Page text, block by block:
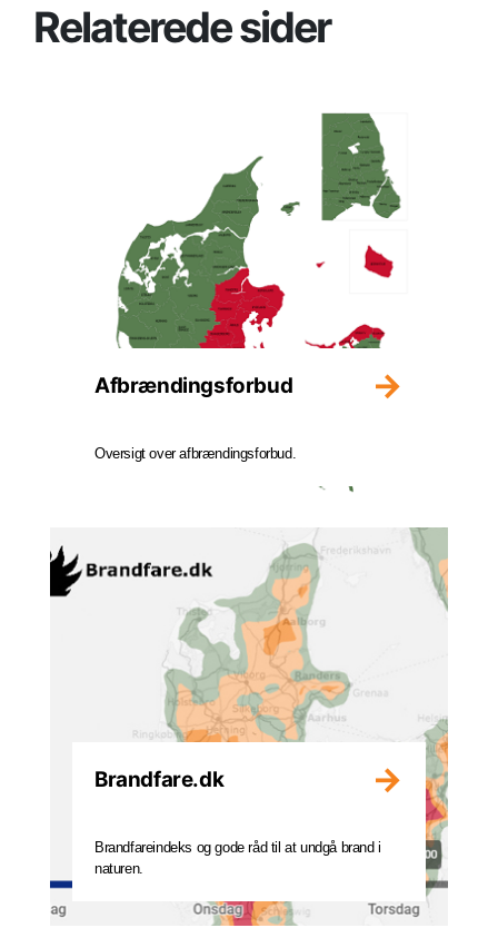
Relaterede sider
Afbrændingsforbud
Oversigt over afbrændingsforbud.
Brandfare.dk
Brandfareindeks og gode råd til at undgå brand i
naturen.